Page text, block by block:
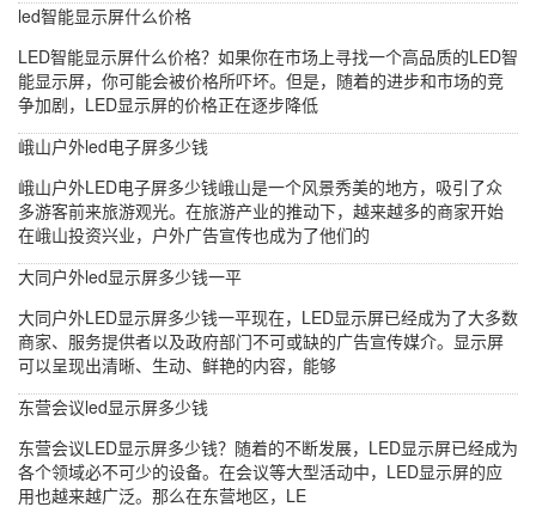
led智能显示屏什么价格
LED智能显示屏什么价格？如果你在市场上寻找一个高品质的LED智
能显示屏，你可能会被价格所吓坏。但是，随着的进步和市场的竞
争加剧，LED显示屏的价格正在逐步降低
峨山户外led电子屏多少钱
峨山户外LED电子屏多少钱峨山是一个风景秀美的地方，吸引了众
多游客前来旅游观光。在旅游产业的推动下，越来越多的商家开始
在峨山投资兴业，户外广告宣传也成为了他们的
大同户外led显示屏多少钱一平
大同户外LED显示屏多少钱一平现在，LED显示屏已经成为了大多数
商家、服务提供者以及政府部门不可或缺的广告宣传媒介。显示屏
可以呈现出清晰、生动、鲜艳的内容，能够
东营会议led显示屏多少钱
东营会议LED显示屏多少钱？随着的不断发展，LED显示屏已经成为
各个领域必不可少的设备。在会议等大型活动中，LED显示屏的应
用也越来越广泛。那么在东营地区，LE